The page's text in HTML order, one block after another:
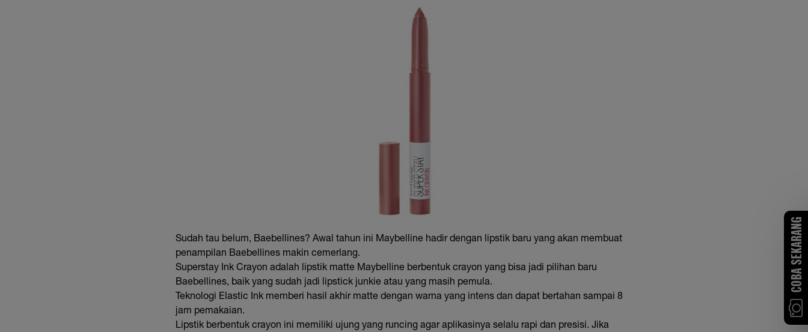
Sudah tau belum, Baebellines? Awal tahun ini Maybelline hadir dengan lipstik baru yang akan membuat
penampilan Baebellines makin cemerlang.
Superstay Ink Crayon adalah lipstik matte Maybelline berbentuk crayon yang bisa jadi pilihan baru
Baebellines, baik yang sudah jadi lipstick junkie atau yang masih pemula.
Teknologi Elastic Ink memberi hasil akhir matte dengan warna yang intens dan dapat bertahan sampai 8
jam pemakaian.
Lipstik berbentuk crayon ini memiliki ujung yang runcing agar aplikasinya selalu rapi dan presisi. Jika
COBA SEKARANG